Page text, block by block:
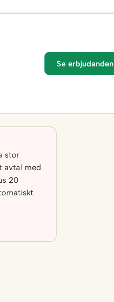
Se erbjudanden
stor
avtal med
20